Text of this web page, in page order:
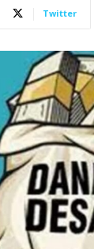
Twitter